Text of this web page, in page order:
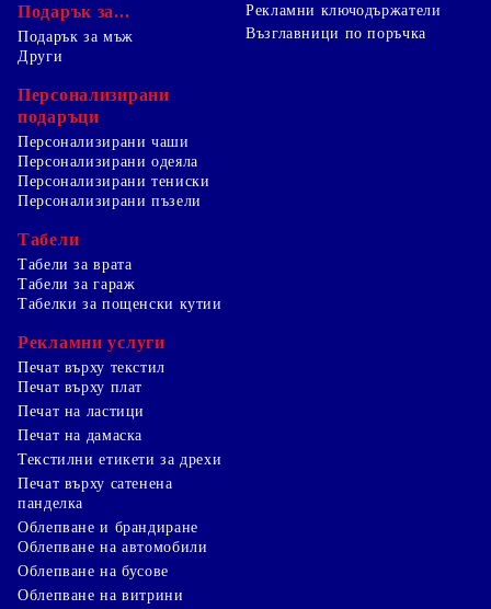
Подарък за...
Подарък за мъж
Рекламни ключодържатели
Възглавници по поръчка
Други
Персонализирани
подаръци
Персонализирани чаши
Персонализирани одеяла
Персонализирани тениски
Персонализирани пъзели
Табели
Табели за врата
Табели за гараж
Табелки за пощенски кутии
Рекламни услуги
Печат върху текстил
Печат върху плат
Печат на ластици
Печат на дамаска
Текстилни етикети за дрехи
Печат върху сатенена
панделка
Облепване и брандиране
Облепване на автомобили
Облепване на бусове
Облепване на витрини